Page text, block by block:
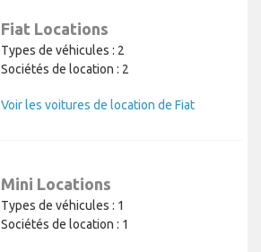
Fiat Locations
Types de véhicules : 2
Sociétés de location : 2
Voir les voitures de location de Fiat
Mini Locations
Types de véhicules : 1
Sociétés de location : 1